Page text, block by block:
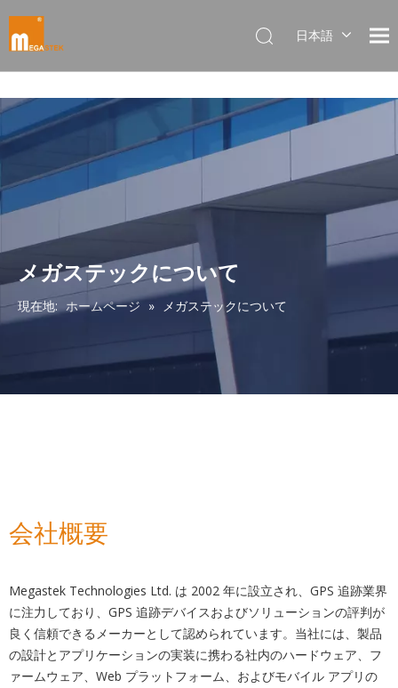
日本語
Español
Français
メガステックについて
現在地: ホームページ » メガステックについて
会社概要
Megastek Technologies Ltd. は 2002 年に設立され、GPS 追跡業界
に注力しており、GPS 追跡デバイスおよびソリューションの評判が
良く信頼できるメーカーとして認められています。当社には、製品
の設計とアプリケーションの実装に携わる社内のハードウェア、フ
ァームウェア、Web プラットフォーム、およびモバイル アプリの